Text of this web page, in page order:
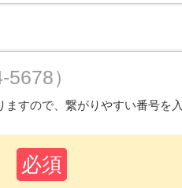
5678）
ますので、繋がりやすい番号を
必須